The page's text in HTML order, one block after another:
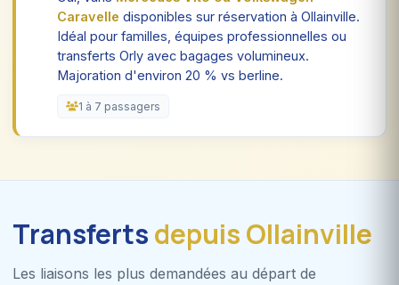
Caravelle disponibles sur réservation à Ollainville.
Idéal pour familles, équipes professionnelles ou
transferts Orly avec bagages volumineux.
Majoration d'environ 20 % vs berline.
1 à 7 passagers
Transfertsdepuis Ollainville
Les liaisons les plus demandées au départ de